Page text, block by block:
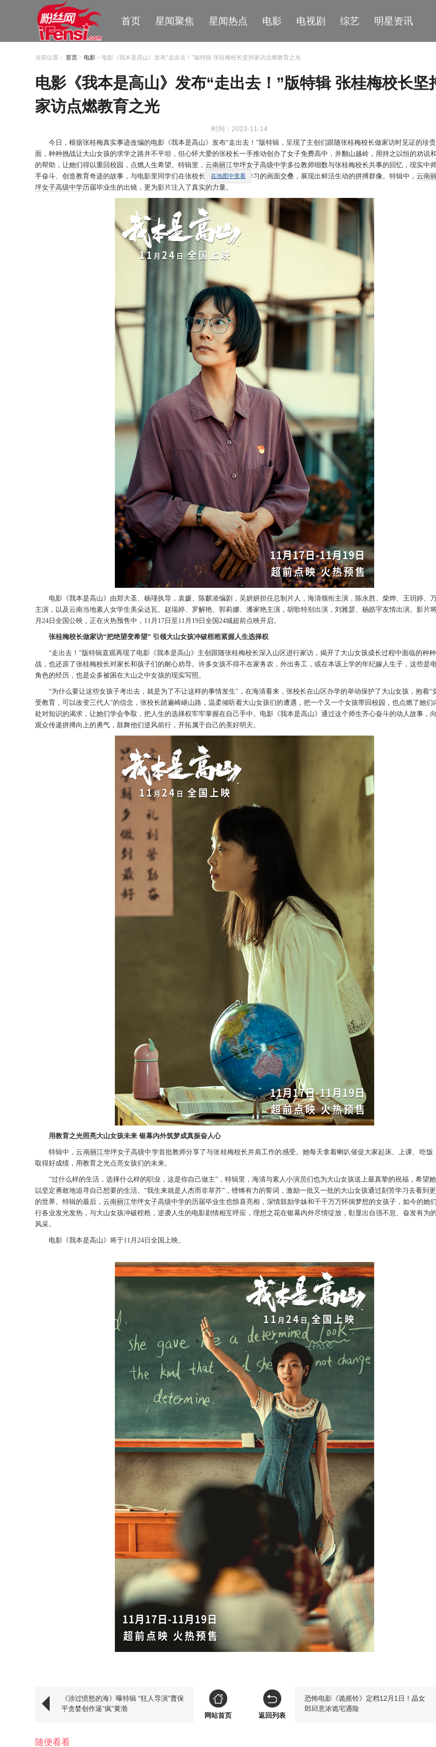
首页 星闻聚焦 星闻热点 电影 电视剧 综艺 明星资讯
当前位置： 首页 > 电影 > 电影《我本是高山》发布“走出去！”版特辑 张桂梅校长坚持家访点燃教育之光
电影《我本是高山》发布“走出去！”版特辑 张桂梅校长坚
家访点燃教育之光
时间：2023-11-14
今日，根据张桂梅真实事迹改编的电影《我本是高山》发布“走出去！ ”版特辑， 呈现了主创们跟随张桂梅校长做家访时见证的珍
面，种种挑战让大山女孩的求学之路并不平坦，但心怀大爱的张校长一手推动创办了女子免费高中，并翻山越岭，用持之以恒的劝说
的帮助，让她们得以重回校园，点燃人生希望。特辑里， 云南丽江华坪女子高级中学
在地图中查看
多位教师细数与张桂梅校长共事的回忆，现实中
手奋斗、创造教育奇迹的故事，与电影里同学们在张校长的教导下努力学习的画面交叠，展现出鲜活生动的拼搏群像。 特辑中 ， 云南
坪女子高级中学历届毕业生的出镜，更为影片注入了真实的力量。
电影《我本是高山》 由郑大圣、杨瑾执导，袁媛、陈麒凌编剧，吴妍妍担任总制片人，海清领衔主演，陈永胜、柴烨、王玥婷、
主演，以及云南当地素人女学生美朵达瓦、赵瑞婷、罗解艳、郭莉娜、潘家艳主演，胡歌特别出演 ， 刘雅瑟、杨皓宇友情出演。 影片
月24日全国公映，正在火热预售中，11月17日至11月19日全国24城超前点映开启。
张桂梅校长做家访“把绝望变希望” 引领大山女孩冲破桎梏紧握人生选择权
“走出去 ！ ”版特辑直观再现了电影《我本是高山》主创跟随张桂梅校长深入山区进行家访，揭开了大山女孩成长过程中面临的种种
战 ，也还原了张桂梅校长对家长和孩子们的耐心劝导。许多女孩不得不在家务农，外出务工，或在本该上学的年纪嫁人生子，这些是
角色的经历，也是众多被 困在大山之中女孩的现实写照。
“为什么要让这些女孩子考出去，就是为了不让这样的事情发生”，在海清看来，张校长在山区办学的举动保护了大山女孩，抱着“
受教育，可以改变三代人”的信念，张校长踏遍崎岖山路，温柔倾听着大山女孩们的遭遇，把一个又一个女孩带回校园，也点燃了她们
处对知识的渴求，让她们学会争取，把人生的选择权牢牢掌握在自己手中。电影《我本是高山》通过这个师生齐心奋斗的动人故事，
观众传递拼搏向上的勇气，鼓舞他们逆风前行，开拓属于自己的美好明天。
用教育之光照亮大山女孩未来 银幕内外筑梦成真振奋人心
特辑中，云南丽江华坪女子高级中学首批教师分享了与张桂梅校长并肩工作的感受。她每天拿着喇叭催促大家起床、上课、吃饭
取得好成绩，用教育之光点亮女孩们的未来。
“过什么样的生活，选择什么样的职业，这是你自己做主”，特辑里，海清与素人小演员们也为大山女孩送上最真挚的祝福 ， 希望
以坚定勇敢地追寻自己想要的生活。 “我生来就是人杰而非草芥”，铿锵有力的誓词，激励一批又一批的大山女孩通过刻苦学习去看到
的世界。 特辑的最后 ， 云南丽江华坪女子高级中学的历届毕业生也惊喜亮相 ， 深情鼓励学妹和千千万万怀揣梦想的女孩子，如今的她
行各业发光发热，与大山女孩冲破桎梏，逆袭人生的电影剧情相互呼应，理想之花在银幕内外尽情绽放，彰显出自强不息、奋发有为
风采。
电影《我本是高山》 将于11月24日全国上映。
《涉过愤怒的海》曝特辑 “狂人导演”曹保
平贪婪创作逼“疯”黄渤
恐怖电影《诡摇铃》定档12月1日！晶女
郎邱意浓诡宅遇险
网站首页
返回列表
随便看看